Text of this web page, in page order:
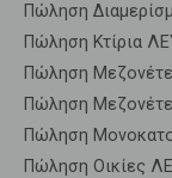
Πώληση
Πώληση Κτίρια
Πώληση
Πώληση
Πώληση
Πώληση Οικίες